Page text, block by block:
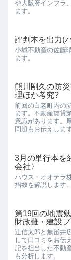
や大阪府インフラ
ます。
評判本を出力(
小城不動産の佐藤
ます。
熊川剛久の防
理ほか考究?
前回の白老町内の
ます。不動産賃貸
意識があります。
問題もお伝えします
3月の単行本を
会社〉
ハウス・オオテラ
指数を解説します。
第19回の地震
財政難・建設
辻信太郎と無畄井
して口コミをお伝
記を担当した不動
も分析します。